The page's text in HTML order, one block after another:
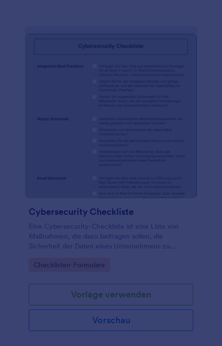
Cybersecurity Checkliste
Eine Cybersecurity-Checkliste ist eine Liste von
Maßnahmen, die dazu beitragen sollen, die
Sicherheit der Daten eines Unternehmens zu
Cyberangriff bedroht wird, ist eines der ersten
Cybersecurity-Checkliste. Eine Cybersecurity-
Checkliste ist ein Dokument, das Best-Practice-
Schritte oder eine Liste von Punkten enthält, die ein
Unternehmen erfüllen muss, um seine
Informationen und Vermögenswerte vor
Go to Category:
Checklisten-Formulare
Vorlage verwenden
Vorschau